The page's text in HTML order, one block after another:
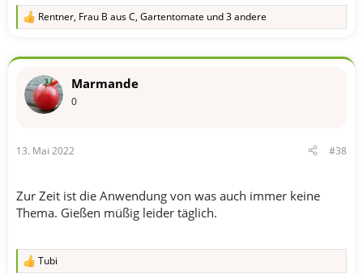
R
k
o
:
Rentner, Frau B aus C, Gartentomate und 3 andere
Marmande
0
13. Mai 2022 #38
Zur Zeit ist die Anwendung von was auch immer keine
Thema. Gießen müßig leider täglich.
R
Tubi